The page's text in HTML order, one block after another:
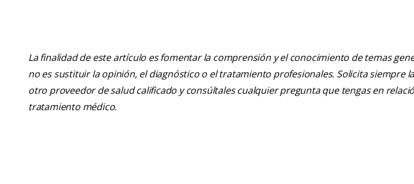
La finalidad de este artículo es fomentar la comprensión y el conocimiento de temas
no es sustituir la opinión, el diagnóstico o el tratamiento profesionales. Solicita siempre
otro proveedor de salud calificado y consúltales cualquier pregunta que tengas en
tratamiento médico.